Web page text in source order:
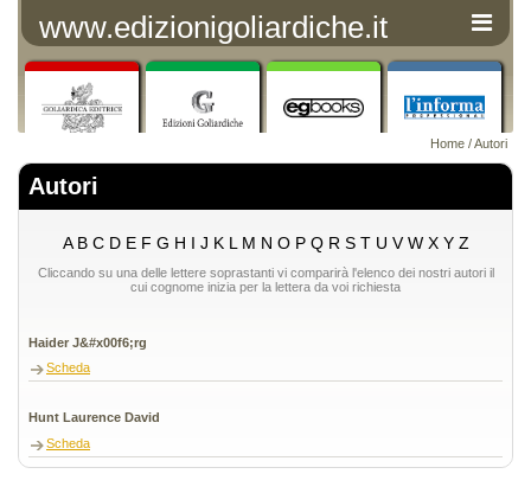
www.edizionigoliardiche.it
Home /Autori
Autori
A B C D E F G H I J K L M N O P Q R S T U V W X Y Z
Cliccando su una delle lettere soprastanti vi comparirà l'elenco dei nostri autori il
cui cognome inizia per la lettera da voi richiesta
Haider J&#x00f6;rg
Scheda
Hunt Laurence David
Scheda